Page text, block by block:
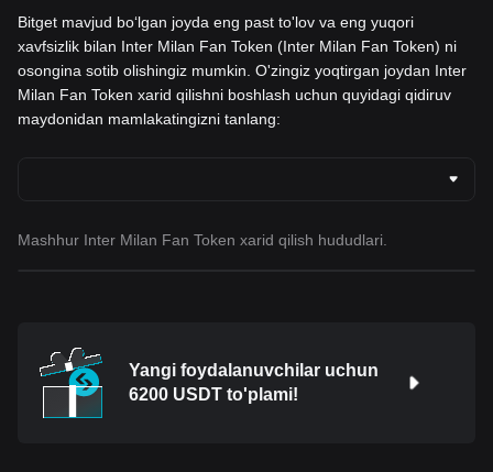
Bitget mavjud boʻlgan joyda eng past to'lov va eng yuqori
xavfsizlik bilan Inter Milan Fan Token (Inter Milan Fan Token) ni
osongina sotib olishingiz mumkin. O'zingiz yoqtirgan joydan Inter
Milan Fan Token xarid qilishni boshlash uchun quyidagi qidiruv
maydonidan mamlakatingizni tanlang:
Mashhur Inter Milan Fan Token xarid qilish hududlari.
Yangi foydalanuvchilar uchun
6200 USDT to'plami!